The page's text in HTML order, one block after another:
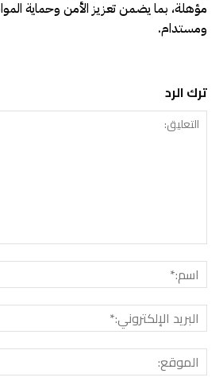
مؤهلة، بما يضمن تعزيز الأمن وحماية
ومستدام.
ترك الرد